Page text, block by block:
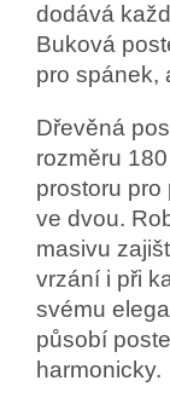
dodává
Buková
pro spánek,
Dřevěná
rozměru
prostoru
ve dvou.
masivu
vrzání i při
svému
působí
harmonicky.